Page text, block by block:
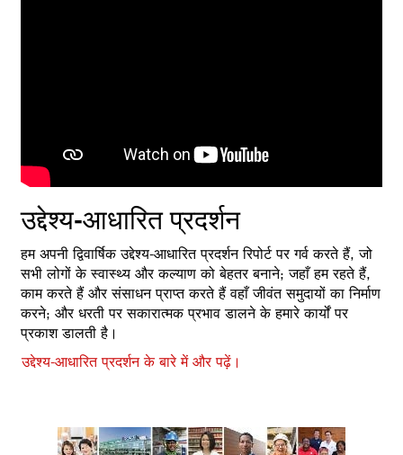
उद्देश्य-आधारित प्रदर्शन
हम अपनी द्विवार्षिक उद्देश्य-आधारित प्रदर्शन रिपोर्ट पर गर्व करते हैं, जो
सभी लोगों के स्वास्थ्य और कल्याण को बेहतर बनाने; जहाँ हम रहते हैं,
काम करते हैं और संसाधन प्राप्त करते हैं वहाँ जीवंत समुदायों का निर्माण
करने; और धरती पर सकारात्मक प्रभाव डालने के हमारे कार्यों पर
प्रकाश डालती है।
उद्देश्य-आधारित प्रदर्शन के बारे में और पढ़ें।